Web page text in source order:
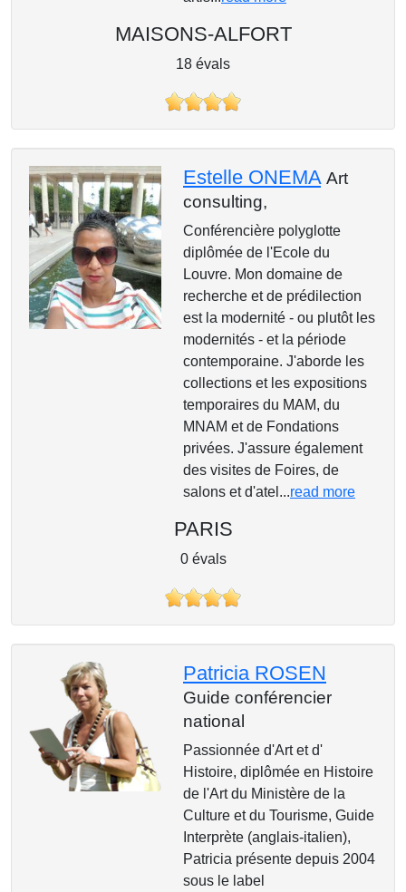
MAISONS-ALFORT
18 évals
Estelle ONEMA Art
consulting,
Conférencière polyglotte
diplômée de l'Ecole du
Louvre. Mon domaine de
recherche et de prédilection
est la modernité - ou plutôt les
modernités - et la période
contemporaine. J'aborde les
collections et les expositions
temporaires du MAM, du
MNAM et de Fondations
privées. J'assure également
des visites de Foires, de
salons et d'atel...read more
PARIS
0 évals
Patricia ROSEN
Guide conférencier
national
Passionnée d'Art et d'
Histoire, diplômée en Histoire
de l'Art du Ministère de la
Culture et du Tourisme, Guide
Interprète (anglais-italien),
Patricia présente depuis 2004
sous le label